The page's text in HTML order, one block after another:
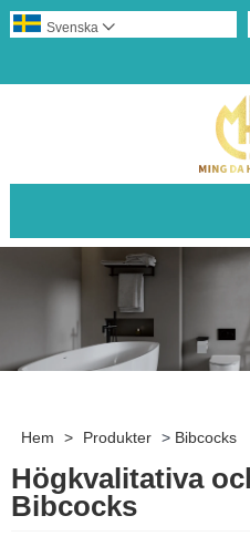
Svenska 
Hem > Produkter > Bibcocks
Högkvalitativa
Bibcocks